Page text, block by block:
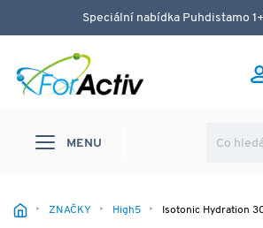
Speciální nabídka Puhdistamo
MENU
ZNAČKY High5 Isotonic Hydration